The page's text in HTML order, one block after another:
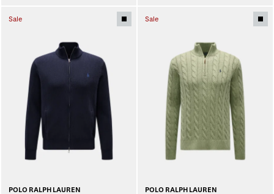
Sale
POLO RALPH LAUREN
Sale
POLO RALPH LAUREN